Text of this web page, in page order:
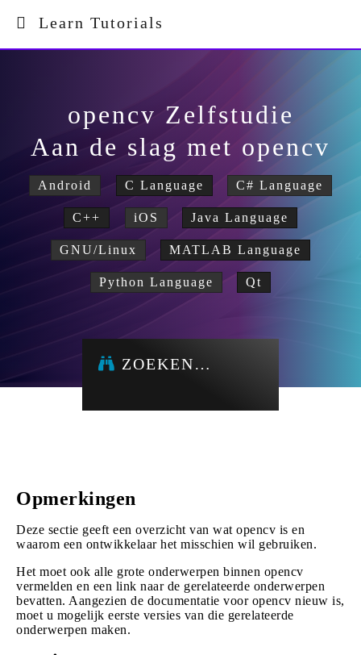
Learn Tutorials
opencv Zelfstudie
Aan de slag met opencv
Android C Language C# Language
C++ iOS Java Language
GNU/Linux MATLAB Language
Python Language Qt
ZOEKEN…
Opmerkingen
Deze sectie geeft een overzicht van wat opencv is en
waarom een ontwikkelaar het misschien wil gebruiken.
Het moet ook alle grote onderwerpen binnen opencv
vermelden en een link naar de gerelateerde onderwerpen
bevatten. Aangezien de documentatie voor opencv nieuw is,
moet u mogelijk eerste versies van die gerelateerde
onderwerpen maken.